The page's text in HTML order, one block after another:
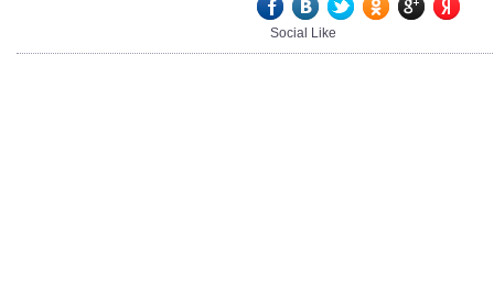
Social Like